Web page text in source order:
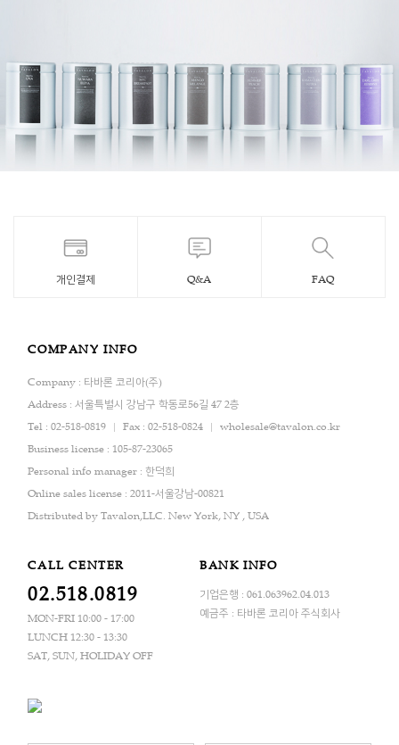
개인결제 Q&A FAQ
COMPANY INFO
Company : 타바론 코리아(주)
Address : 서울특별시 강남구 학동로56길 47 2층
Tel : 02-518-0819
Fax : 02-518-0824
wholesale@tavalon.co.kr
Business license : 105-87-23065
Personal info manager : 한덕희
Online sales license : 2011-서울강남-00821
Distributed by Tavalon,LLC. New York, NY , USA
CALL CENTER
02.518.0819
MON-FRI 10:00 - 17:00
LUNCH 12:30 - 13:30
SAT, SUN, HOLIDAY OFF
BANK INFO
기업은행 : 061.063962.04.013
예금주 : 타바론 코리아 주식회사